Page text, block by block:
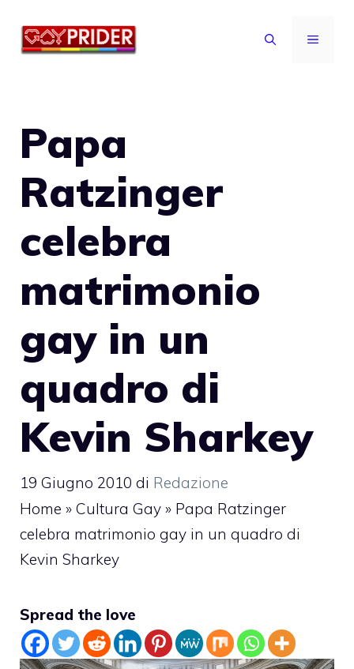
MENU
Papa
Ratzinger
celebra
matrimonio
gay in un
quadro di
Kevin Sharkey
19 Giugno 2010 di Redazione
Home » Cultura Gay » Papa Ratzinger
celebra matrimonio gay in un quadro di
Kevin Sharkey
Spread the love